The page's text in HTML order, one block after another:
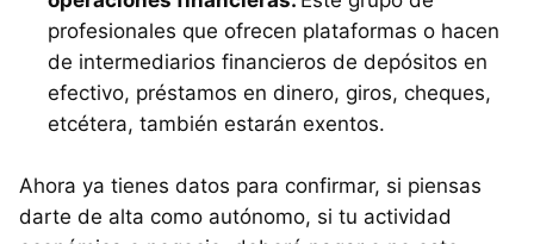
profesionales que ofrecen plataformas o hacen
de intermediarios financieros de depósitos en
efectivo, préstamos en dinero, giros, cheques,
etcétera, también estarán exentos.
Ahora ya tienes datos para confirmar, si piensas
darte de alta como autónomo, si tu actividad